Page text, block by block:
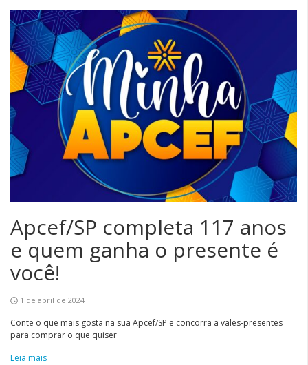
Apcef/SP completa 117 anos
e quem ganha o presente é
você!
1 de abril de 2024
Conte o que mais gosta na sua Apcef/SP e concorra a vales-presentes
para comprar o que quiser
Leia mais